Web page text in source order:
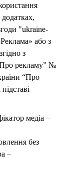
"ukraine-
або з
з
рекламу” №
“Про
медіа –
без
–